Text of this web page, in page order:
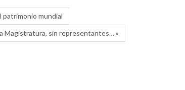
patrimonio mundial
Magistratura, sin representantes… »